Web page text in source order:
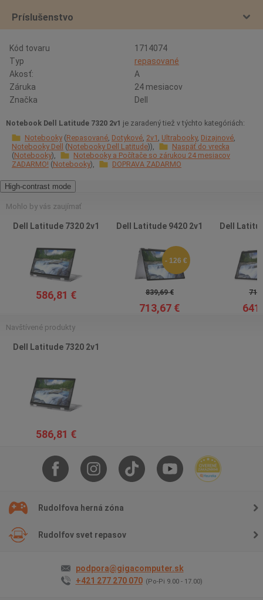
Príslušenstvo
Kód tovaru
1714074
Typ
repasované
Akosť:
A
Záruka
24 mesiacov
Značka
Dell
Notebook Dell Latitude 7320 2v1 je zaradený tiež v týchto kategóriách:
Notebooky Repasované Dotykové 2v1 Ultrabooky Dizajnové
Notebooky Dell
Notebooky Dell Latitude
Naspäť do vrecka
Notebooky
Notebooky a Počítače so zárukou 24 mesiacov
ZADARMO! Notebooky DOPRAVA ZADARMO
High-contrast mode
Mohlo by vás zaujímať
Dell Latitude 7320 2v1
586,81 €
Dell Latitude 9420 2v1
- 126 €
839,69 €
713,67 €
Dell
Navštívené produkty
Dell Latitude 7320 2v1
586,81 €
Rudolfova herná zóna
Rudolfov svet repasov
podpora@gigacomputer.sk
+421 277 270 070 (Po-Pi 9.00 - 17.00)